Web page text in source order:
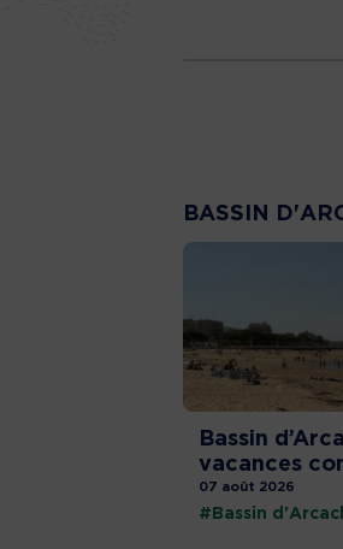
BASSIN
Bassin
vacances
07 août 2026
#Bassin